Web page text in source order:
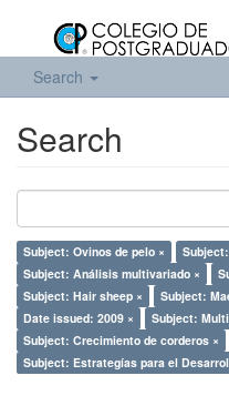
Search
Search
Subject: Ovinos de pelo ×
Subject: Análisis multivariado ×
Subject: Hair sheep ×
Subject:
Date issued: 2009 ×
Subject:
Subject: Crecimiento de corderos ×
Subject: Estrategías para el